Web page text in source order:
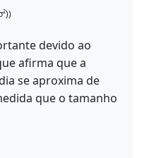
devido ao
afirma que a
se aproxima de
que o tamanho